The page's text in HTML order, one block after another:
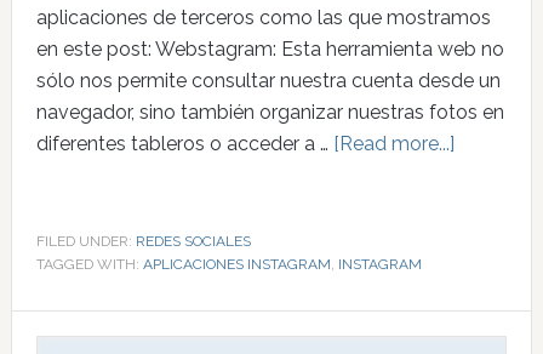
aplicaciones de terceros como las que mostramos
en este post: Webstagram: Esta herramienta web no
sólo nos permite consultar nuestra cuenta desde un
navegador, sino también organizar nuestras fotos en
diferentes tableros o acceder a … [Read more...]
FILED UNDER: REDES SOCIALES
TAGGED WITH: APLICACIONES INSTAGRAM INSTAGRAM